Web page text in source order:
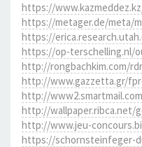
https://
https://metager.de/meta/
https://
https://op-terschelling.nl/
http://rongbachkim.com/
http://www.gazzetta.gr/
http://
http://wallpaper.ribca.net/
http://www.jeu-
https://schornsteinfeger-